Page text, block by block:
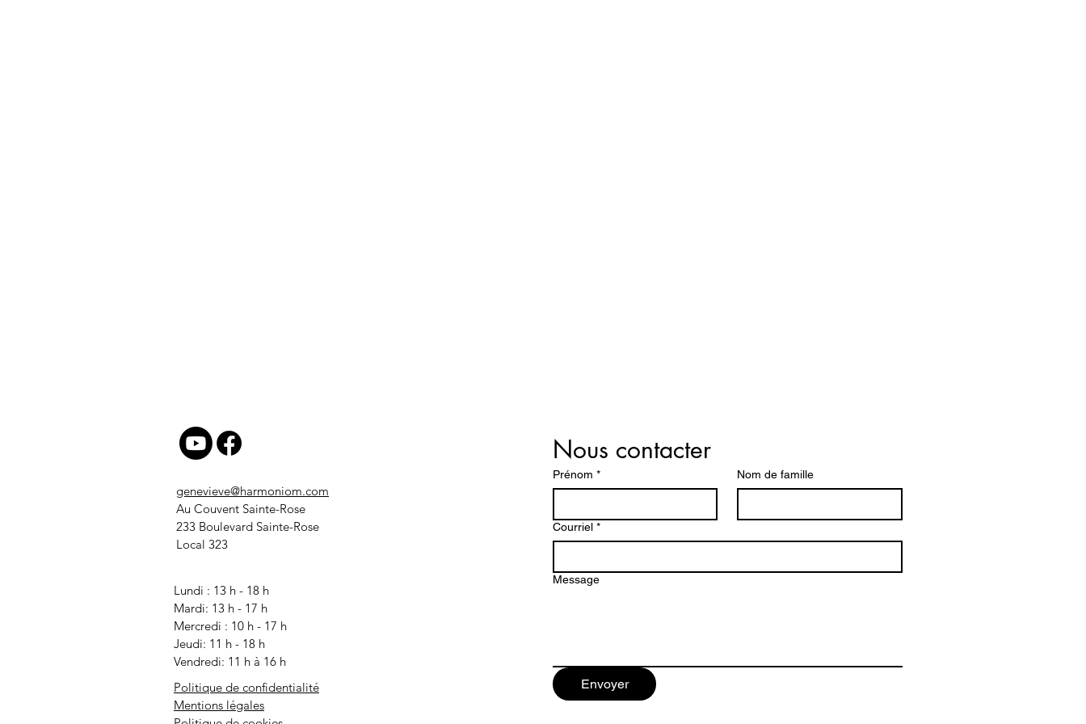
genevieve@harmoniom.com
Au Couvent Sainte-Rose
233 Boulevard Sainte-Rose
Local 323
Lundi : 13 h - 18 h
Mardi: 13 h - 17 h
Mercredi : 10 h - 17 h
Jeudi: 11 h - 18 h
Vendredi: 11 h à 16 h
Politique de confidentialité
Mentions légales
Nous contacter
Prénom * Nom de famille
Courriel *
Message
Envoyer